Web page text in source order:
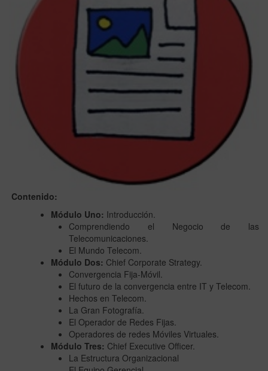
Contenido:
Módulo Uno: Introducción.
Comprendiendo el Negocio de las
Telecomunicaciones.
El Mundo Telecom.
Módulo Dos: Chief Corporate Strategy.
Convergencia Fija-Móvil.
El futuro de la convergencia entre IT y Telecom.
Hechos en Telecom.
La Gran Fotografía.
El Operador de Redes Fijas.
Operadores de redes Móviles Virtuales.
Módulo Tres: Chief Executive Officer.
La Estructura Organizacional